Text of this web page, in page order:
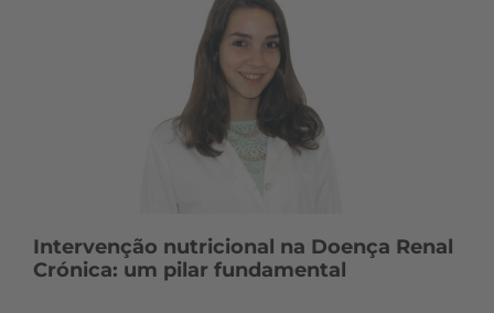
Intervenção nutricional na Doença Renal
Crónica: um pilar fundamental